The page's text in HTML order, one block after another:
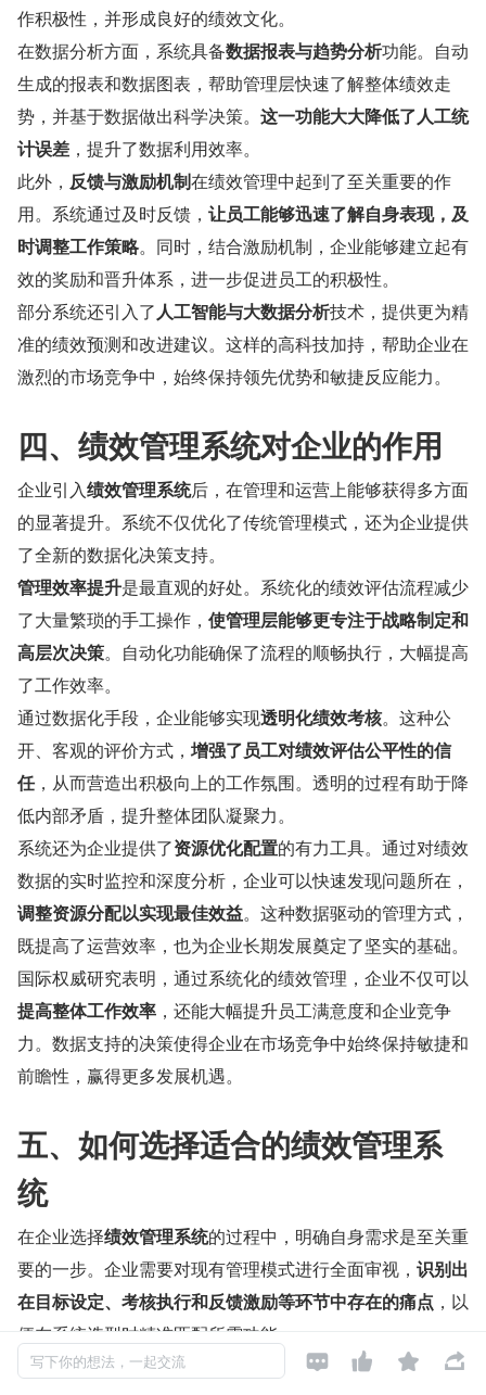
作积极性，并形成良好的绩效文化。
在数据分析方面，系统具备数据报表与趋势分析功能。自动
生成的报表和数据图表，帮助管理层快速了解整体绩效走
势，并基于数据做出科学决策。 这一功能大大降低了人工统
计误差 ，提升了数据利用效率。
此外， 反馈与激励机制在绩效管理中起到了至关重要的作
用。系统通过及时反馈， 让员工能够迅速了解自身表现，及
时调整工作策略。同时，结合激励机制，企业能够建立起有
效的奖励和晋升体系，进一步促进员工的积极性。
部分系统还引入了人工智能与大数据分析技术，提供更为精
准的绩效预测和改进建议。这样的高科技加持，帮助企业在
激烈的市场竞争中，始终保持领先优势和敏捷反应能力。
四、绩效管理系统对企业的作用
企业引入绩效管理系统后，在管理和运营上能够获得多方面
的显著提升。系统不仅优化了传统管理模式，还为企业提供
了全新的数据化决策支持。
管理效率提升是最直观的好处。系统化的绩效评估流程减少
了大量繁琐的手工操作， 使管理层能够更专注于战略制定和
高层次决策。自动化功能确保了流程的顺畅执行，大幅提高
了工作效率。
通过数据化手段，企业能够实现透明化绩效考核。这种公
开、客观的评价方式， 增强了员工对绩效评估公平性的信
任，从而营造出积极向上的工作氛围。透明的过程有助于降
低内部矛盾，提升整体团队凝聚力。
系统还为企业提供了资源优化配置的有力工具。通过对绩效
数据的实时监控和深度分析，企业可以快速发现问题所在，
调整资源分配以实现最佳效益。这种数据驱动的管理方式，
既提高了运营效率，也为企业长期发展奠定了坚实的基础。
国际权威研究表明，通过系统化的绩效管理，企业不仅可以
提高整体工作效率 ，还能大幅提升员工满意度和企业竞争
力。数据支持的决策使得企业在市场竞争中始终保持敏捷和
前瞻性，赢得更多发展机遇。
五、如何选择适合的绩效管理系
统
在企业选择绩效管理系统的过程中，明确自身需求是至关重
要的一步。企业需要对现有管理模式进行全面审视， 识别出
在目标设定、考核执行和反馈激励等环节中存在的痛点 ，以
便在系统选型时精准匹配所需功能。
系统功能的匹配程度直接关系到选型的成败。企业应关注各
写下你的想法，一起交流    